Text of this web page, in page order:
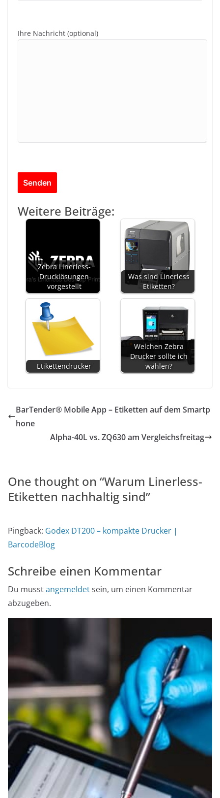
Ihre Nachricht (optional)
Weitere Beiträge:
Zebra Linerless-
Drucklösungen
vorgestellt
Was sind Linerless
Etiketten?
Etikettendrucker
Welchen Zebra
Drucker sollte ich
wählen?
BarTender® Mobile App – Etiketten auf dem Smartp
hone
Alpha-40L vs. ZQ630 am Vergleichsfreitag
One thought on “Warum Linerless-
Etiketten nachhaltig sind”
Pingback: Godex DT200 – kompakte Drucker |
BarcodeBlog
Schreibe einen Kommentar
Du musstangemeldetsein, um einen Kommentar
abzugeben.